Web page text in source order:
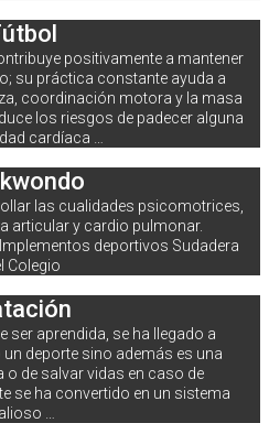
positivamente a mantener
su práctica constante ayuda a
coordinación motora y la masa
los riesgos de padecer alguna
cardíaca …
las cualidades psicomotrices,
articular y cardio pulmonar.
deportivos Sudadera
Colegio
ser aprendida, se ha llegado a
deporte sino además es una
o de salvar vidas en caso de
se ha convertido en un sistema
…